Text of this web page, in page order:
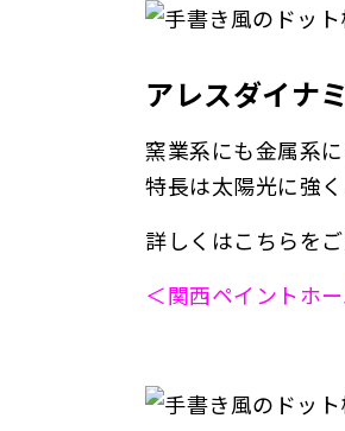
アレスダイナ
窯業系にも金属系
特長は太陽光に強
詳しくはこちらをご
＜関西ペイントホ